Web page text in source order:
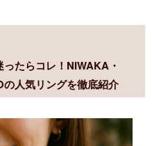
たらコレ！NIWAKA・
人気リングを徹底紹介